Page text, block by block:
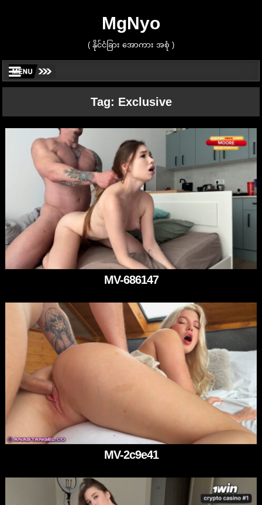
MgNyo
( နိုင်ငံခြား အောကား အစုံ )
Tag: Exclusive
MV-686147
MV-2c9e41